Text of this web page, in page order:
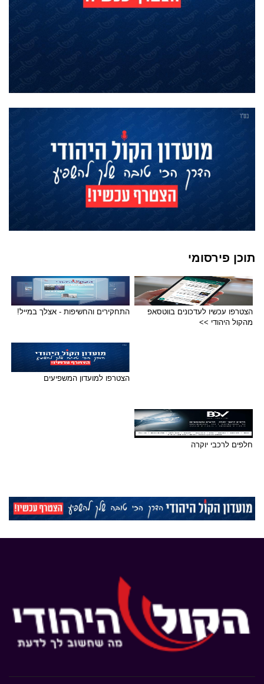
תוכן פירסומי
הצטרפו עכשיו לעדכונים בווטסאפ
מהקול היהודי >>
התחקירים והחשיפות - אצלך במייל!
הצטרפו למועדון המשפיעים
חלפים לרכבי יוקרה